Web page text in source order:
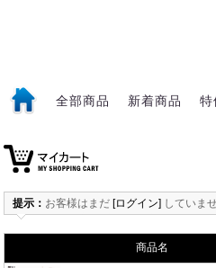
全部商品 新着商品 特
提示： お客様はまだ [ログイン] していま
商品名